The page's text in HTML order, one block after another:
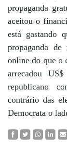
propaganda
aceitou o
está gastando
propaganda
online do que o
arrecadou
republicano
contrário das
Democrata o